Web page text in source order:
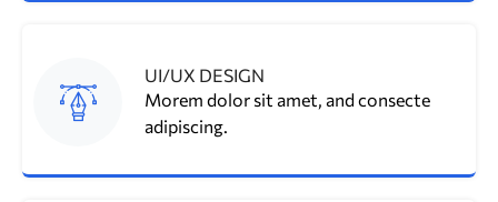
UI/UX DESIGN
Morem dolor sit amet, and consecte
adipiscing.